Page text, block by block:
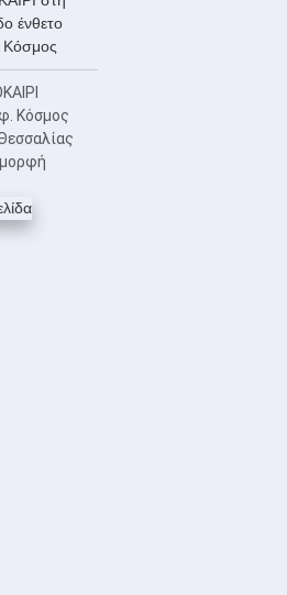
Κόσμος